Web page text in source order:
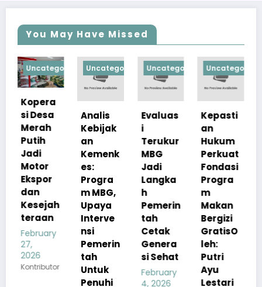
You May Have Missed
Uncategorized
Analis
Kebijak
an
Kemenk
es:
Progra
m MBG,
Upaya
Interve
nsi
Pemerin
tah
Untuk
Uncategorized
Evaluas
i
Terukur
MBG
Jadi
Langka
h
Pemerin
tah
Cetak
Genera
si Sehat
February
4, 2026
Uncategorized
Kepasti
Hukum
Perkuat
Fondasi
Progra
Makan
Bergizi
GratisO
leh:
Putri
Ayu
Lestari
Apresia
si
Pemerin
tah
Pastika
n
Kualita
s Menu
MBG
Tetap
Sesuai
Standar
Gizi